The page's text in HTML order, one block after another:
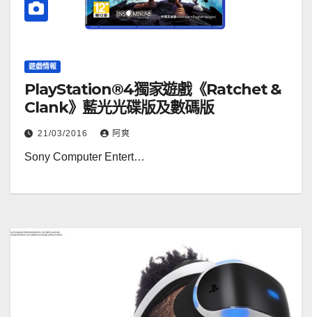
遊戲情報
PlayStation®4獨家遊戲《Ratchet &
Clank》藍光光碟版及數碼版
21/03/2016 阿爽
Sony Computer Entert…